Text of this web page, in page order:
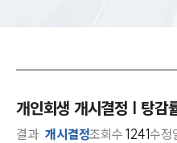
개인회생 개시결정 | 탕
결과 개시결정조회수1241수정